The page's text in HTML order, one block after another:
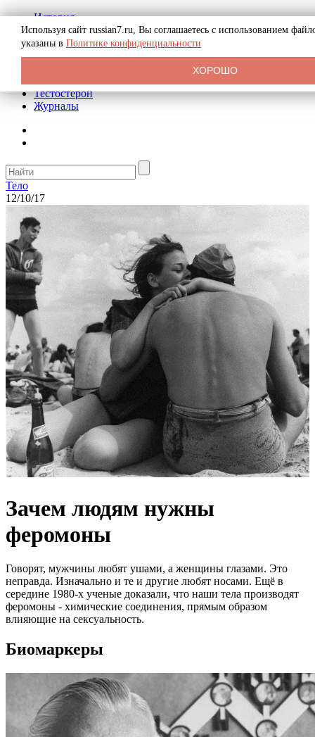
История
Биография
Криминал
Реклама на сайте
Тестостерон
Журналы
Тело
12/10/17
Зачем людям нужны
феромоны
Говорят, мужчины любят ушами, а женщины глазами. Это
неправда. Изначально и те и другие любят носами. Ещё в
середине 1980-х ученые доказали, что наши тела производят
феромоны - химические соединения, прямым образом
влияющие на сексуальность.
Биомаркеры
Используя сайт russian7.ru, Вы соглашаетесь с использованием
указаны в Политике конфиденциальности
ХОРОШО